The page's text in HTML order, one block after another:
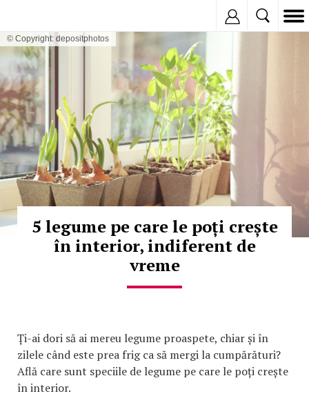
© Copyright: depositphotos
5 legume pe care le poți crește
în interior, indiferent de
vreme
Ți-ai dori să ai mereu legume proaspete, chiar și în
zilele când este prea frig ca să mergi la cumpărături?
Află care sunt speciile de legume pe care le poți crește
în interior.